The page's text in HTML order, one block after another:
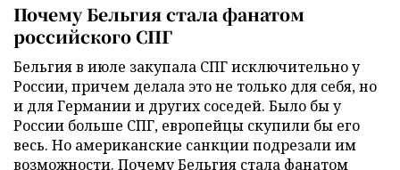
Почему Бельгия стала фанатом
российского СПГ
Бельгия в июле закупала СПГ исключительно у
России, причем делала это не только для себя, но
и для Германии и других соседей. Было бы у
России больше СПГ, европейцы скупили бы его
весь. Но американские санкции подрезали им
возможности. Почему Бельгия стала фанатом